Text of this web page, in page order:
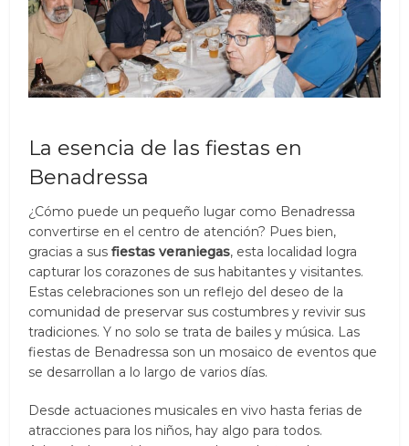
La esencia de las fiestas en
Benadressa
¿Cómo puede un pequeño lugar como Benadressa
convertirse en el centro de atención? Pues bien,
gracias a susfiestas veraniegas, esta localidad logra
capturar los corazones de sus habitantes y visitantes.
Estas celebraciones son un reflejo del deseo de la
comunidad de preservar sus costumbres y revivir sus
tradiciones. Y no solo se trata de bailes y música. Las
fiestas de Benadressa son un mosaico de eventos que
se desarrollan a lo largo de varios días.
Desde actuaciones musicales en vivo hasta ferias de
atracciones para los niños, hay algo para todos.